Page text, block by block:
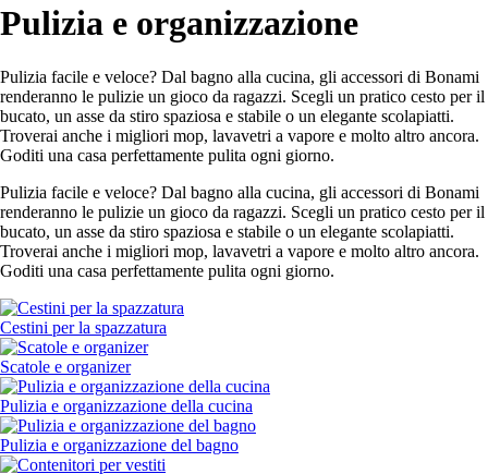
Pulizia e organizzazione
Pulizia facile e veloce? Dal bagno alla cucina, gli accessori di Bonami
renderanno le pulizie un gioco da ragazzi. Scegli un pratico cesto per il
bucato, un asse da stiro spaziosa e stabile o un elegante scolapiatti.
Troverai anche i migliori mop, lavavetri a vapore e molto altro ancora.
Goditi una casa perfettamente pulita ogni giorno.
Pulizia facile e veloce? Dal bagno alla cucina, gli accessori di Bonami
renderanno le pulizie un gioco da ragazzi. Scegli un pratico cesto per il
bucato, un asse da stiro spaziosa e stabile o un elegante scolapiatti.
Troverai anche i migliori mop, lavavetri a vapore e molto altro ancora.
Goditi una casa perfettamente pulita ogni giorno.
Cestini per la spazzatura
Scatole e organizer
Pulizia e organizzazione della cucina
Pulizia e organizzazione del bagno